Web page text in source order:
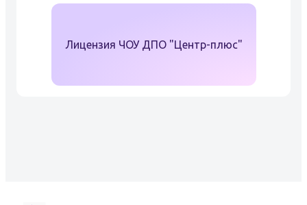
Лицензия ЧОУ ДПО "Центр-плюс"